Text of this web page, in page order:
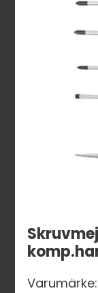
Varumärke: